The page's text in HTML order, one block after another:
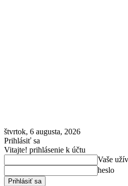
štvrtok, 6 augusta, 2026
Prihlásiť sa
Vitajte! prihlásenie k účtu
Vaše
heslo